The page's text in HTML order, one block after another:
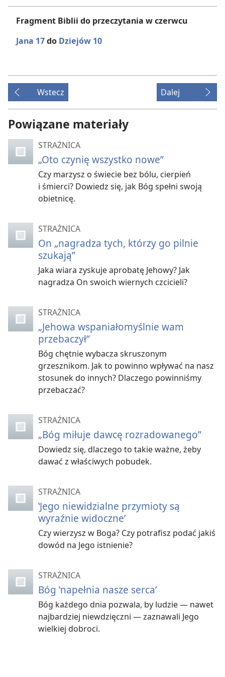
Fragment Biblii do przeczytania w czerwcu
Jana 17do Dziejów 10
Wstecz Dalej
Powiązane materiały
STRAŻNICA
„Oto czynię wszystko nowe”
Czy marzysz o świecie bez bólu, cierpień
i śmierci? Dowiedz się, jak Bóg spełni swoją
obietnicę.
STRAŻNICA
On „nagradza tych, którzy go pilnie
szukają”
Jaka wiara zyskuje aprobatę Jehowy? Jak
nagradza On swoich wiernych czcicieli?
STRAŻNICA
„Jehowa wspaniałomyślnie wam
przebaczył”
Bóg chętnie wybacza skruszonym
grzesznikom. Jak to powinno wpływać na nasz
stosunek do innych? Dlaczego powinniśmy
przebaczać?
STRAŻNICA
„Bóg miłuje dawcę rozradowanego”
Dowiedz się, dlaczego to takie ważne, żeby
dawać z właściwych pobudek.
STRAŻNICA
‛Jego niewidzialne przymioty są
wyraźnie widoczne’
Czy wierzysz w Boga? Czy potrafisz podać jakiś
dowód na Jego istnienie?
STRAŻNICA
Bóg ‛napełnia nasze serca’
Bóg każdego dnia pozwala, by ludzie — nawet
najbardziej niewdzięczni — zaznawali Jego
wielkiej dobroci.